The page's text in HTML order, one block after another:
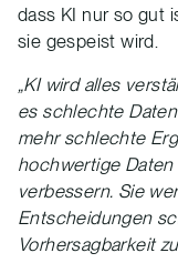
dass KI nur so gut
sie gespeist wird.
„KI wird alles
es schlechte
mehr schlechte
hochwertige
verbessern. Sie
Entscheidungen
Vorhersagbarkeit